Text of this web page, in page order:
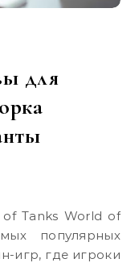
для
популярных
игр, где игроки